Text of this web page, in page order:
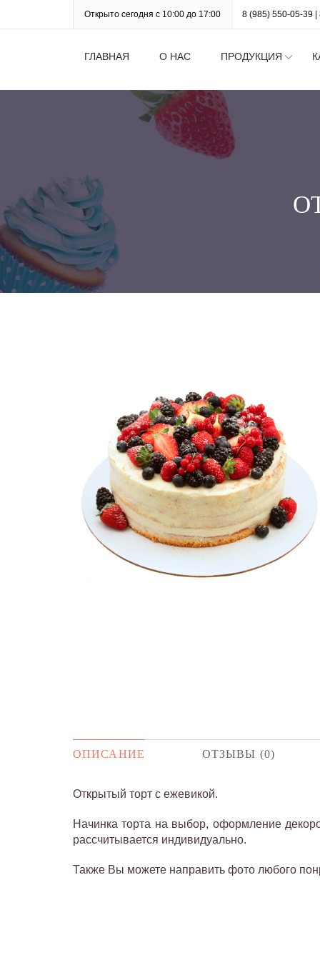
Открыто сегодня с 10:00 до 17:00 8 (985) 550-05-39
ГЛАВНАЯ О НАС ПРОДУКЦИЯ
ОПИСАНИЕ ОТЗЫВЫ (0)
Открытый торт с ежевикой.
Начинка торта на выбор, оформление
рассчитывается индивидуально.
Также Вы можете направить фото любого